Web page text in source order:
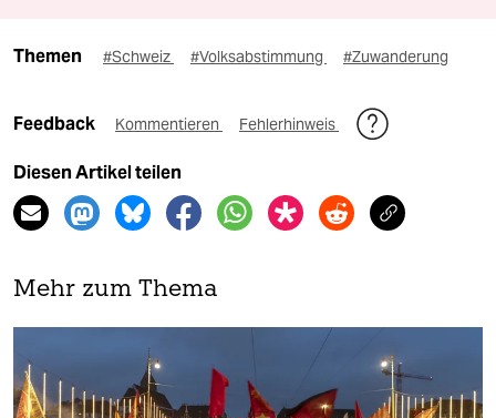
Themen #Schweiz #Volksabstimmung #Zuwanderung
Feedback Kommentieren Fehlerhinweis
Diesen Artikel teilen
Mehr zum Thema